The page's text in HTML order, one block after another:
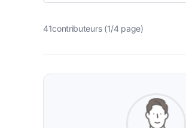
41contributeurs (1/4 page)